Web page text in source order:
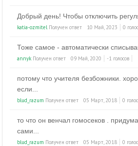
Добрый день! Чтобы отключить
katia-ozmitelПолучен ответ 10 Май, 2023 0
Тоже самое - автоматически
annyk Получен ответ 09 Май, 2020 -1 голосов
потому что учителя безбожники.
если...
blud_razum Получен ответ 05 Март, 2018 0
то что он венчал гомосеков .
сами...
blud_razum Получен ответ 05 Март, 2018 0